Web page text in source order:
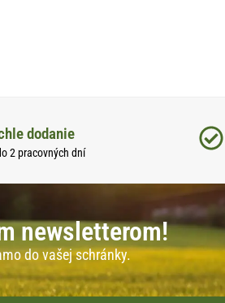
dodanie
2 pracovných dní
newsletterom!
do vašej schránky.